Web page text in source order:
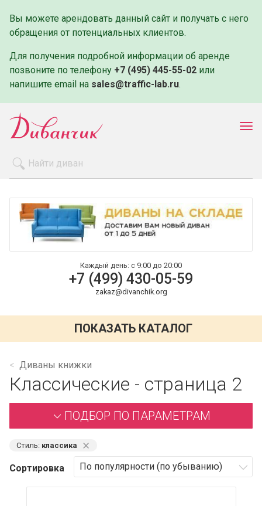
Вы можете арендовать данный сайт и получать с него
обращения от потенциальных клиентов.
Для получения подробной информации об аренде
позвоните по телефону +7 (495) 445-55-02 или
напишите email на sales@traffic-lab.ru.
Оплата и доставка
Контакты
Каждый день: с 9:00 до 20:00
+7 (499) 430-05-59
zakaz@divanchik.org
ПОКАЗАТЬ КАТАЛОГ
Диваны книжки
Классические - страница 2
ПОДБОР ПО ПАРАМЕТРАМ
Стиль: классика ⨯
Сортировка